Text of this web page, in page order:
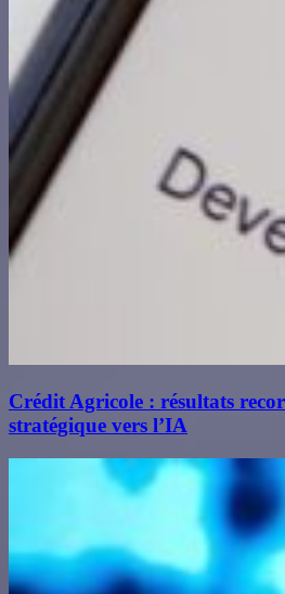
Crédit Agricole : résultats
stratégique vers l’IA